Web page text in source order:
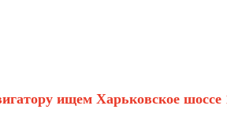
ищем Харьковское шоссе